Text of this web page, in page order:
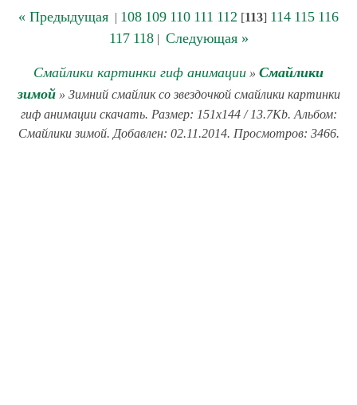
« Предыдущая | 108 109 110 111 112 [113] 114 115 116
117 118| Следующая »
Смайлики картинки гиф анимации » Смайлики
зимой» Зимний смайлик со звездочкой смайлики картинки
гиф анимации скачать. Размер: 151x144 / 13.7Kb. Альбом:
Смайлики зимой. Добавлен: 02.11.2014. Просмотров: 3466.